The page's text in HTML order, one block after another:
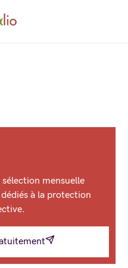
mensuelle
à la protection